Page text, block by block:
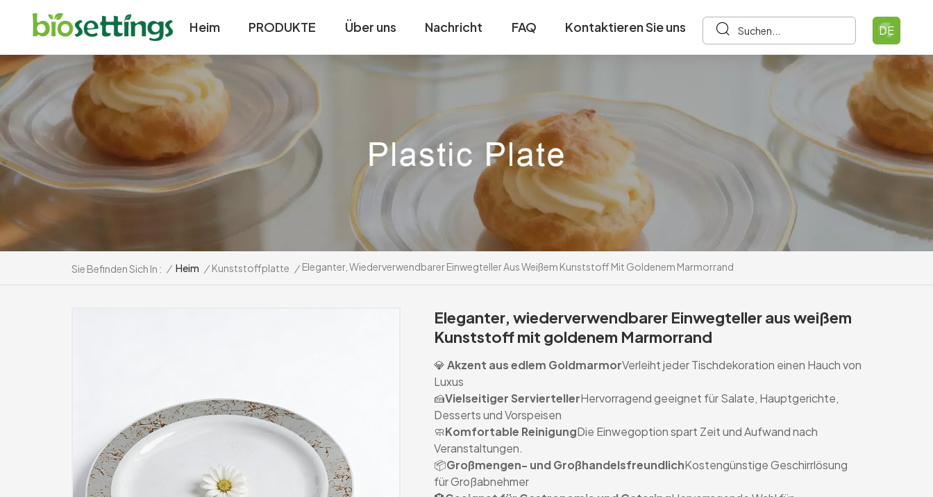
Heim PRODUKTE Über uns Nachricht FAQ Kontaktieren Sie uns DE
Sie Befinden Sich In : / Heim / Kunststoffplatte / Eleganter, Wiederverwendbarer Einwegteller Aus Weißem Kunststoff Mit Goldenem Marmorrand
Eleganter, wiederverwendbarer Einwegteller aus weißem
Kunststoff mit goldenem Marmorrand
💎Akzent aus edlem GoldmarmorVerleiht jeder Tischdekoration einen Hauch von
Luxus
🍰Vielseitiger ServiertellerHervorragend geeignet für Salate, Hauptgerichte,
Desserts und Vorspeisen
🧼Komfortable ReinigungDie Einwegoption spart Zeit und Aufwand nach
Veranstaltungen.
📦Großmengen- und GroßhandelsfreundlichKostengünstige Geschirrlösung
für Großabnehmer